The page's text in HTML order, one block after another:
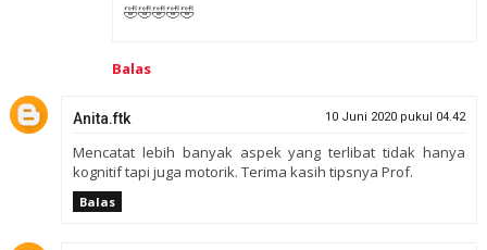
🤣🤣🤣🤣🤣
Balas
Anita.ftk 10 Juni 2020 pukul 04.42
Mencatat lebih banyak aspek yang terlibat tidak hanya
kognitif tapi juga motorik. Terima kasih tipsnya Prof.
Balas